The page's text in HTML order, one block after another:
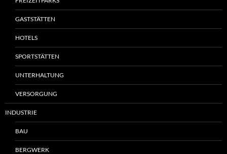
GASTSTÄTTEN
HOTELS
SPORTSTÄTTEN
UNTERHALTUNG
VERSORGUNG
INDUSTRIE
BAU
BERGWERK